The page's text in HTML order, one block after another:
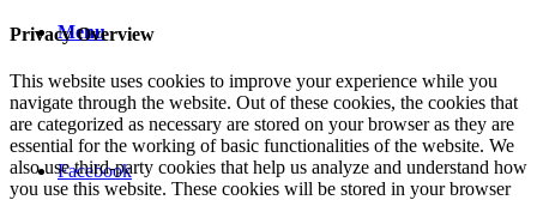
Menu
Facebook
Privacy Overview
This website uses cookies to improve your experience while you
navigate through the website. Out of these cookies, the cookies that
are categorized as necessary are stored on your browser as they are
essential for the working of basic functionalities of the website. We
also use third-party cookies that help us analyze and understand how
you use this website. These cookies will be stored in your browser